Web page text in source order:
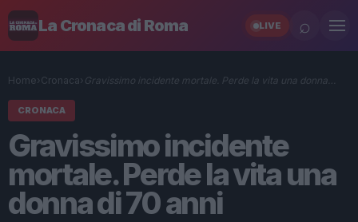
La Cronaca di Roma LIVE ⌕
Home› Cronaca› Gravissimo incidente mortale. Perde la vita una donna…
CRONACA
Gravissimo incidente
mortale. Perde la vita una
donna di 70 anni